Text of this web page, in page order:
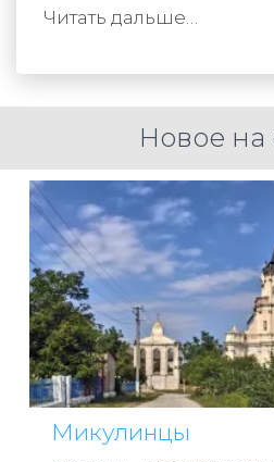
Читать дальше…
Новое на
Микулинцы